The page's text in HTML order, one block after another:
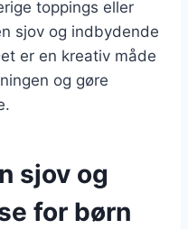
toppings eller
sjov og indbydende
er en kreativ måde
og gøre
sjov og
for børn